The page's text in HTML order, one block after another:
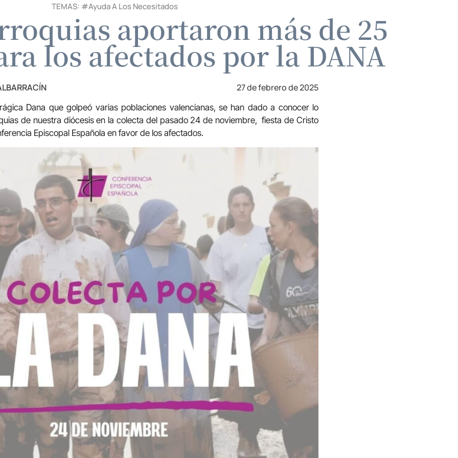
TEMAS: #Ayuda A Los Necesitados
aportaron más de 25
los afectados por la DANA
27 de febrero de 2025
Dana que golpeó varias poblaciones valencianas, se han dado a conocer lo
de nuestra diócesis en la colecta del pasado 24 de noviembre, fiesta de Cristo
Episcopal Española en favor de los afectados.